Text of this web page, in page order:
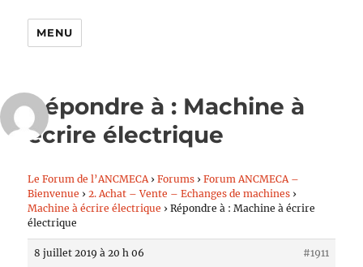
MENU
Répondre à : Machine à
écrire électrique
Le Forum de l’ANCMECA › Forums › Forum ANCMECA –
Bienvenue › 2. Achat – Vente – Echanges de machines ›
Machine à écrire électrique › Répondre à : Machine à écrire
électrique
8 juillet 2019 à 20 h 06
#1911